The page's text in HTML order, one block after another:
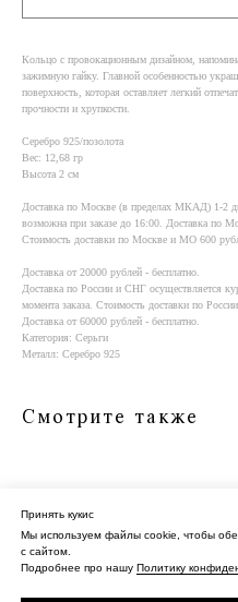
Принять кукис
Мы используем файлы cookie, чтобы
с сайтом.
Подробнее про нашу Политику
Кольцо с провокационным дизайном,
зажимную гайку. Главной особенностью
поверхность, которая оставляет легкий
прочности и хрупкости.
Серебро 925/позолота
Вес: 12,68 гр
Высота 2 см
Доставка по Москве (в пределах МКАД) 1-2
возможна при заказе до 16:00. Доставка по
Стоимость доставки по Москве и МО 600
Доставка от 20000 рублей - бесплатно.
Доставка по России и СНГ осуществляется
момента заказа. Стоимость доставки по
Доставка от 60000 рублей - бесплатно.
Категория: Серьги
Металл: Серебро 925
Смотрите также
О нас Контакты